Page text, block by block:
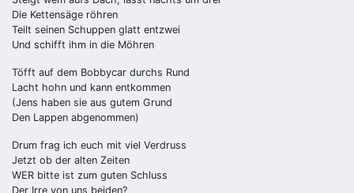
Die Kettensäge röhren
Teilt seinen Schuppen glatt entzwei
Und schifft ihm in die Möhren
Töfft auf dem Bobbycar durchs Rund
Lacht hohn und kann entkommen
(Jens haben sie aus gutem Grund
Den Lappen abgenommen)
Drum frag ich euch mit viel Verdruss
Jetzt ob der alten Zeiten
WER bitte ist zum guten Schluss
Der Irre von uns beiden?